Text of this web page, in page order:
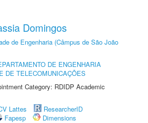
Domingos
de Engenharia (Câmpus de São João
DE ENGENHARIA
DE TELECOMUNICAÇÕES
Category: RDIDP Academic
Lattes
ResearcherID
Fapesp
Dimensions